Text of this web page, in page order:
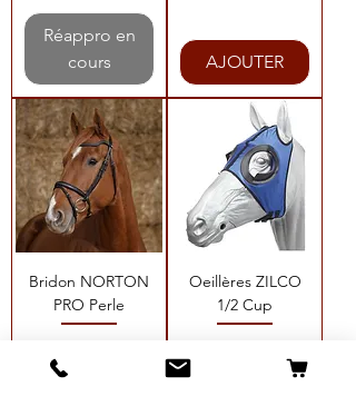
Réappro en
cours
AJOUTER
Bridon NORTON
PRO Perle
Taxe Incluse
Oeillères ZILCO
1/2 Cup